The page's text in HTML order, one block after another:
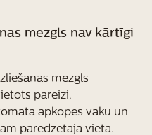
mezgls nav kārtīgi
mezgls
pareizi.
apkopes vāku un
paredzētajā vietā.